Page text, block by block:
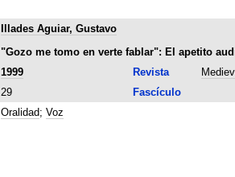
Illades Aguiar, Gustavo
"Gozo me tomo en verte fablar": El apetito
1999 Revista
29
Fascículo
Oralidad; Voz